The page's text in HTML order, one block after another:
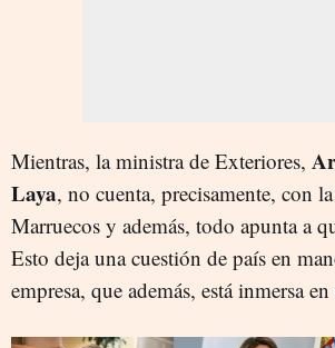
Mientras, la ministra de Exteriores,
Laya, no cuenta, precisamente, con
Marruecos y además, todo apunta a
Esto deja una cuestión de país en
empresa, que además, está inmersa